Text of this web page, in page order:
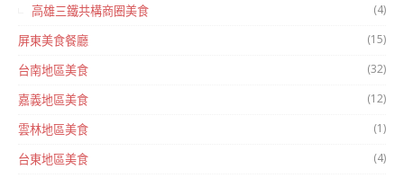
高雄三鐵共構商圈美食 (4)
屏東美食餐廳 (15)
台南地區美食 (32)
嘉義地區美食 (12)
雲林地區美食 (1)
台東地區美食 (4)